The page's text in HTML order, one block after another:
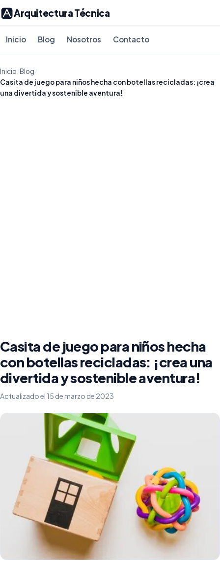
Arquitectura Técnica
Inicio Blog Nosotros Contacto
Inicio/Blog/
Casita de juego para niños hecha con botellas recicladas: ¡crea
una divertida y sostenible aventura!
Casita de juego para niños hecha
con botellas recicladas: ¡crea una
divertida y sostenible aventura!
Actualizado el 15 de marzo de 2023